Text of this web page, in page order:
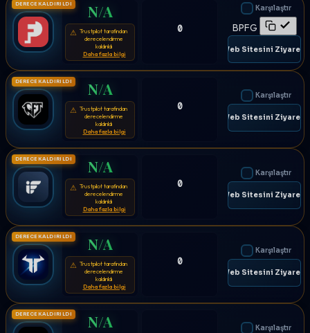
DERECE KALDIRILDI N/A
⚠ Trustpilot tarafından
derecelendirme
kaldırıldı
Daha fazla bilgi
0
Karşılaştır
BPFG
🌐 Web Sitesini Ziyaret
DERECE KALDIRILDI N/A
⚠ Trustpilot tarafından
derecelendirme
kaldırıldı
Daha fazla bilgi
0
Karşılaştır
🌐 Web Sitesini Ziyaret
DERECE KALDIRILDI N/A
⚠ Trustpilot tarafından
derecelendirme
kaldırıldı
Daha fazla bilgi
0
Karşılaştır
🌐 Web Sitesini Ziyaret
DERECE KALDIRILDI N/A
⚠ Trustpilot tarafından
derecelendirme
kaldırıldı
Daha fazla bilgi
0
Karşılaştır
🌐 Web Sitesini Ziyaret
DERECE KALDIRILDI N/A Karşılaştır